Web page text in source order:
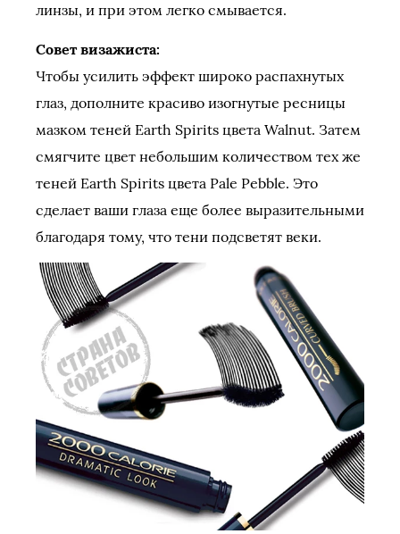
линзы, и при этом легко смывается.
Совет визажиста:
Чтобы усилить эффект широко распахнутых
глаз, дополните красиво изогнутые ресницы
мазком теней Earth Spirits цвета Walnut. Затем
смягчите цвет небольшим количеством тех же
теней Earth Spirits цвета Pale Pebble. Это
сделает ваши глаза еще более выразительными
благодаря тому, что тени подсветят веки.